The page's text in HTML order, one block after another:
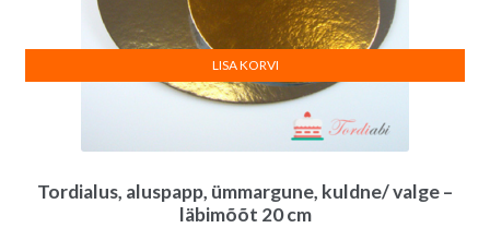
Tordialus, aluspapp, ümmargune, kuldne/ valge –
läbimõõt 20 cm
LISA KORVI